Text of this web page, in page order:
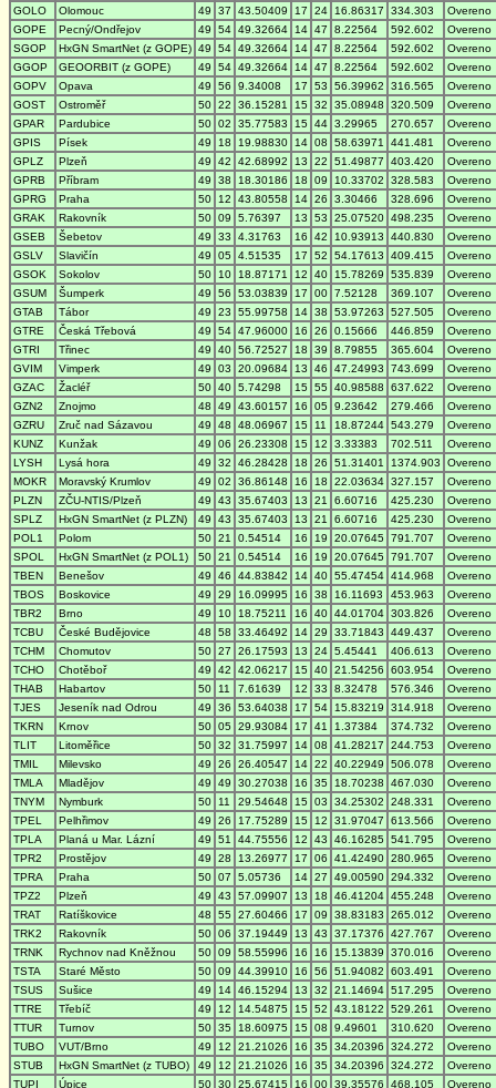
GOLO
Olomouc 49 37 43.50409 17 24 16.86317 334.303
Overeno
GOPE
Pecný/Ondřejov 49 54 49.32664 14 47 8.22564 592.602
Overeno
SGOP
HxGN SmartNet (z GOPE) 49 54 49.32664 14 47 8.22564 592.602
Overeno
GGOP
GEOORBIT (z GOPE) 49 54 49.32664 14 47 8.22564 592.602
Overeno
GOPV
Opava 49 56 9.34008 17 53 56.39962 316.565
Overeno
GOST
Ostroměř 50 22 36.15281 15 32 35.08948 320.509
Overeno
GPAR
Pardubice 50 02 35.77583 15 44 3.29965 270.657
Overeno
GPIS
Písek 49 18 19.98830 14 08 58.63971 441.481
Overeno
GPLZ
Plzeň 49 42 42.68992 13 22 51.49877 403.420
Overeno
GPRB
Příbram 49 38 18.30186 18 09 10.33702 328.583
Overeno
GPRG
Praha 50 12 43.80558 14 26 3.30466 328.696
Overeno
GRAK
Rakovník 50 09 5.76397 13 53 25.07520 498.235
Overeno
GSEB
Šebetov 49 33 4.31763 16 42 10.93913 440.830
Overeno
GSLV
Slavičín 49 05 4.51535 17 52 54.17613 409.415
Overeno
GSOK
Sokolov 50 10 18.87171 12 40 15.78269 535.839
Overeno
GSUM
Šumperk 49 56 53.03839 17 00 7.52128 369.107
Overeno
GTAB
Tábor 49 23 55.99758 14 38 53.97263 527.505
Overeno
GTRE
Česká Třebová 49 54 47.96000 16 26 0.15666 446.859
Overeno
GTRI
Třinec 49 40 56.72527 18 39 8.79855 365.604
Overeno
GVIM
Vimperk 49 03 20.09684 13 46 47.24993 743.699
Overeno
GZAC
Žacléř 50 40 5.74298 15 55 40.98588 637.622
Overeno
GZN2
Znojmo 48 49 43.60157 16 05 9.23642 279.466
Overeno
GZRU
Zruč nad Sázavou 49 48 48.06967 15 11 18.87244 543.279
Overeno
KUNZ
Kunžak 49 06 26.23308 15 12 3.33383 702.511
Overeno
LYSH
Lysá hora 49 32 46.28428 18 26 51.31401 1374.903
Overeno
MOKR
Moravský Krumlov 49 02 36.86148 16 18 22.03634 327.157
Overeno
PLZN
ZČU-NTIS/Plzeň 49 43 35.67403 13 21 6.60716 425.230
Overeno
SPLZ
HxGN SmartNet (z PLZN) 49 43 35.67403 13 21 6.60716 425.230
Overeno
POL1
Polom 50 21 0.54514 16 19 20.07645 791.707
Overeno
SPOL
HxGN SmartNet (z POL1) 50 21 0.54514 16 19 20.07645 791.707
Overeno
TBEN
Benešov 49 46 44.83842 14 40 55.47454 414.968
Overeno
TBOS
Boskovice 49 29 16.09995 16 38 16.11693 453.963
Overeno
TBR2
Brno 49 10 18.75211 16 40 44.01704 303.826
Overeno
TCBU
České Budějovice 48 58 33.46492 14 29 33.71843 449.437
Overeno
TCHM
Chomutov 50 27 26.17593 13 24 5.45441 406.613
Overeno
TCHO
Chotěboř 49 42 42.06217 15 40 21.54256 603.954
Overeno
THAB
Habartov 50 11 7.61639 12 33 8.32478 576.346
Overeno
TJES
Jeseník nad Odrou 49 36 53.64038 17 54 15.83219 314.918
Overeno
TKRN
Krnov 50 05 29.93084 17 41 1.37384 374.732
Overeno
TLIT
Litoměřice 50 32 31.75997 14 08 41.28217 244.753
Overeno
TMIL
Milevsko 49 26 26.40547 14 22 40.22949 506.078
Overeno
TMLA
Mladějov 49 49 30.27038 16 35 18.70238 467.030
Overeno
TNYM
Nymburk 50 11 29.54648 15 03 34.25302 248.331
Overeno
TPEL
Pelhřimov 49 26 17.75289 15 12 31.97047 613.566
Overeno
TPLA
Planá u Mar. Lázní 49 51 44.75556 12 43 46.16285 541.795
Overeno
TPR2
Prostějov 49 28 13.26977 17 06 41.42490 280.965
Overeno
TPRA
Praha 50 07 5.05736 14 27 49.00590 294.332
Overeno
TPZ2
Plzeň 49 43 57.09907 13 18 46.41204 455.248
Overeno
TRAT
Ratíškovice 48 55 27.60466 17 09 38.83183 265.012
Overeno
TRK2
Rakovník 50 06 37.19449 13 43 37.17376 427.767
Overeno
TRNK
Rychnov nad Kněžnou 50 09 58.55996 16 16 15.13839 370.016
Overeno
TSTA
Staré Město 50 09 44.39910 16 56 51.94082 603.491
Overeno
TSUS
Sušice 49 14 46.15294 13 32 21.14694 517.295
Overeno
TTRE
Třebíč 49 12 14.54875 15 52 43.18122 529.261
Overeno
TTUR
Turnov 50 35 18.60975 15 08 9.49601 310.620
Overeno
TUBO
VUT/Brno 49 12 21.21026 16 35 34.20396 324.272
Overeno
STUB
HxGN SmartNet (z TUBO) 49 12 21.21026 16 35 34.20396 324.272
Overeno
TUPI
Úpice 50 30 25.67415 16 00 39.35576 468.105 Overeno